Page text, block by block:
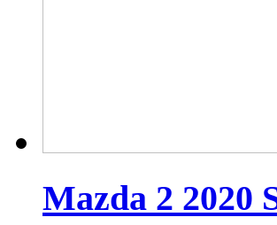
Mazda 2 2020